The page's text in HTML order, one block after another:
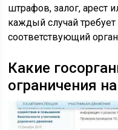
штрафов, залог, арест
каждый случай требует
соответствующий
Какие
ограничения